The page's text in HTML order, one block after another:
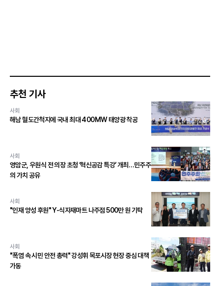
추천 기사
사회
해남 혈도간척지에 국내 최대 400MW 태양광 착공
사회
영암군, 우원식 전 의장 초청 ‘혁신공감 특강’ 개최…민주주
의 가치 공유
사회
"인재 양성 후원" Y-식자재마트 나주점 500만 원 기탁
사회
"폭염 속 시민 안전 총력" 강성휘 목포시장 현장 중심 대책
가동